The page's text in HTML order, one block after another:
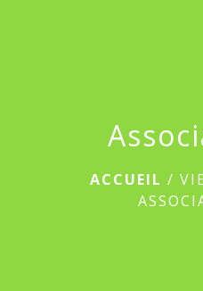
ACCUEIL /